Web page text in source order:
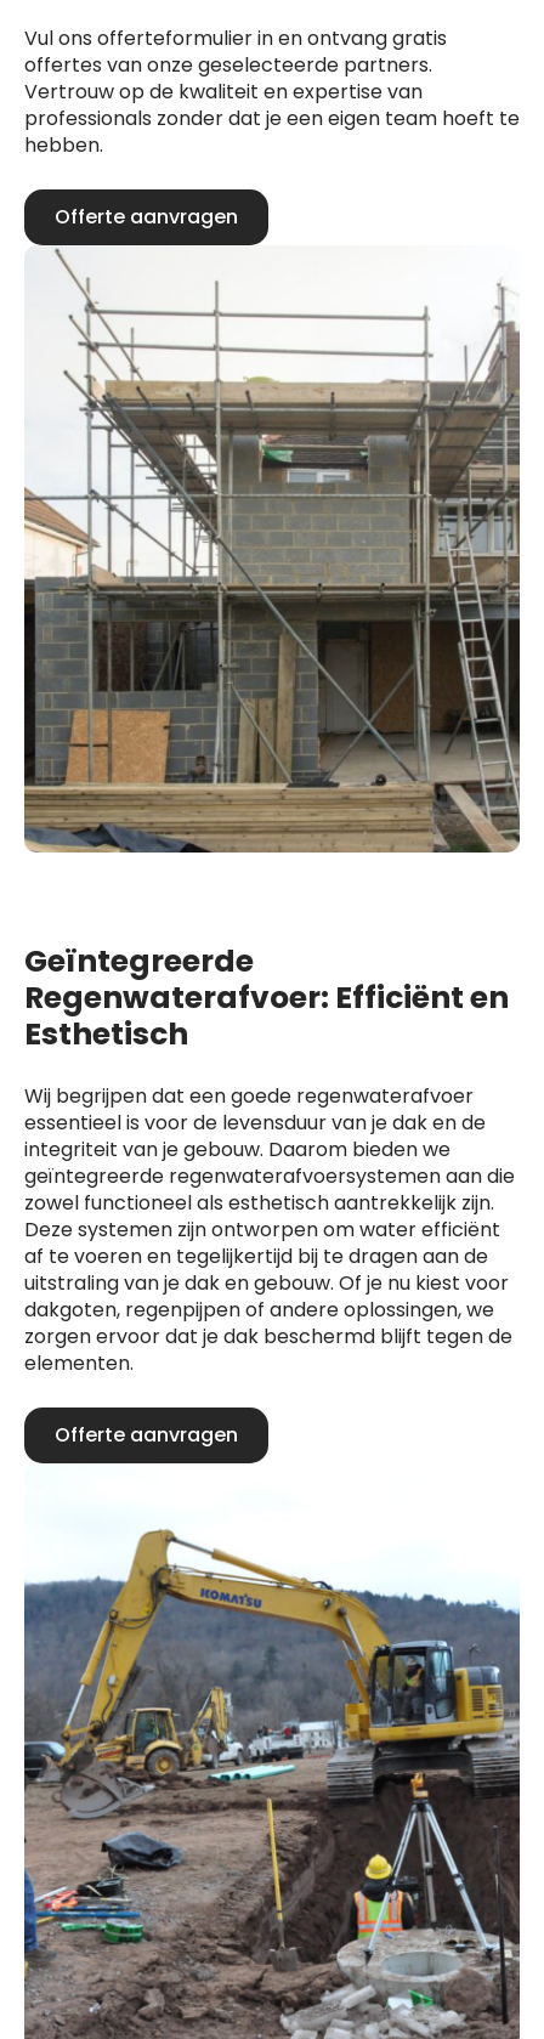
Vul ons offerteformulier in en ontvang gratis
offertes van onze geselecteerde partners.
Vertrouw op de kwaliteit en expertise van
professionals zonder dat je een eigen team hoeft te
hebben.
Offerte aanvragen
Geïntegreerde
Regenwaterafvoer: Efficiënt en
Esthetisch
Wij begrijpen dat een goede regenwaterafvoer
essentieel is voor de levensduur van je dak en de
integriteit van je gebouw. Daarom bieden we
geïntegreerde regenwaterafvoersystemen aan die
zowel functioneel als esthetisch aantrekkelijk zijn.
Deze systemen zijn ontworpen om water efficiënt
af te voeren en tegelijkertijd bij te dragen aan de
uitstraling van je dak en gebouw. Of je nu kiest voor
dakgoten, regenpijpen of andere oplossingen, we
zorgen ervoor dat je dak beschermd blijft tegen de
elementen.
Offerte aanvragen